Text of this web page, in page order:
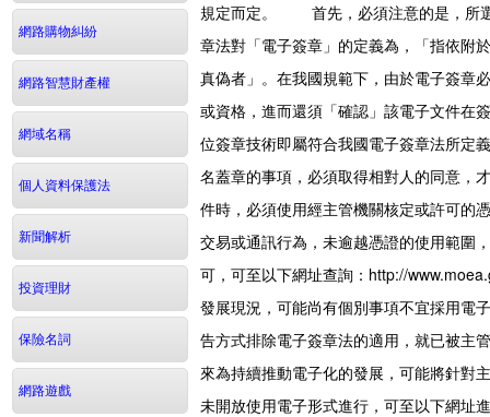
網路購物糾紛
網路智慧財產權
網域名稱
個人資料保護法
新聞解析
投資理財
保險名詞
網路遊戲
規定而定。 首先，必須注意的是，所選
章法對「電子簽章」的定義為，「指依附
真偽者」。在我國規範下，由於電子簽章
或資格，進而還須「確認」該電子文件在
位簽章技術即屬符合我國電子簽章法所
名蓋章的事項，必須取得相對人的同意，
件時，必須使用經主管機關核定或許可的
交易或通訊行為，未逾越憑證的使用範圍
可，可至以下網址查詢：http://
發展現況，可能尚有個別事項不宜採用電
告方式排除電子簽章法的適用，就已被主
來為持續推動電子化的發展，可能將針對
未開放使用電子形式進行，可至以下網